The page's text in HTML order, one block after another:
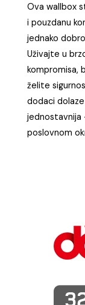
Ova wallbox
i pouzdanu
jednako
Uživajte u
kompromisa,
želite
dodaci
jednostavnija
poslovnom